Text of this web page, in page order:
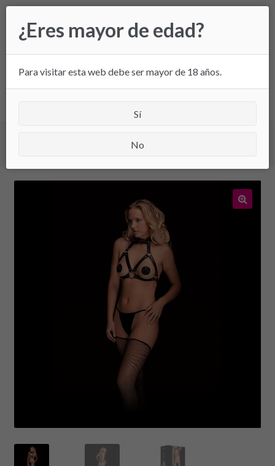
la
navegación
al
contenido
¿Eres mayor de edad?
Para visitar esta web debe ser mayor de 18 años.
Sí
No